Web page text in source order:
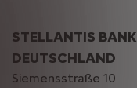
STELLANTIS
DEUTSCHLAND
Siemensstraße 10